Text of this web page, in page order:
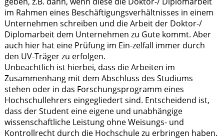
im Rahmen eines Beschäftigungsverhältnisses in einem
Unternehmen schreiben und die Arbeit der Doktor-/
Diplomarbeit dem Unternehmen zu Gute kommt. Aber
auch hier hat eine Prüfung im Ein-zelfall immer durch
den UV-Träger zu erfolgen.
Unbeachtlich ist hierbei, dass die Arbeiten im
Zusammenhang mit dem Abschluss des Studiums
stehen oder in das Forschungsprogramm eines
Hochschullehrers eingegliedert sind. Entscheidend ist,
dass der Student eine eigene und unabhängige
wissenschaftliche Leistung ohne Weisungs- und
Kontrollrecht durch die Hochschule zu erbringen haben.